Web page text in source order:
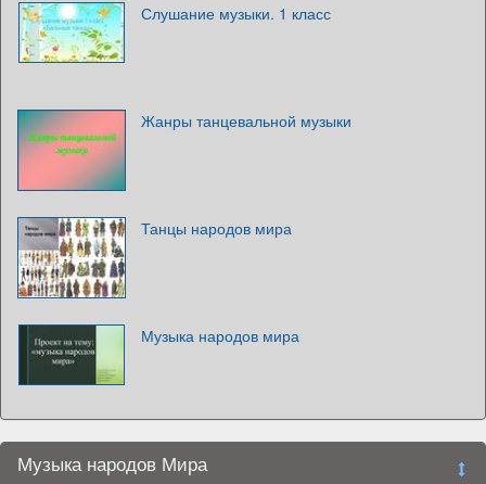
Слушание музыки. 1 класс
Жанры танцевальной музыки
Танцы народов мира
Музыка народов мира
Музыка народов Мира